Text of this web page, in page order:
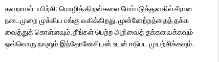
தவறாமல் பயிற்சி: மொழித் திறன்களை மேம்படுத்துவதில் சீரான
நடைமுறை முக்கிய பங்கு வகிக்கிறது. முன்னேற்றத்தைத் தக்க
வைத்துக் கொள்ளவும், நீங்கள் பெற்ற அறிவைத் தக்கவைக்கவும்
ஒவ்வொரு நாளும் இந்தோனேசியன் உடன் ஈடுபட முயற்சிக்கவும்.